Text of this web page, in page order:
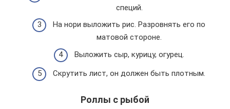
специй.
На нори выложить рис. Разровнять его по
матовой стороне.
Выложить сыр, курицу, огурец.
Скрутить лист, он должен быть плотным.
Роллы с рыбой